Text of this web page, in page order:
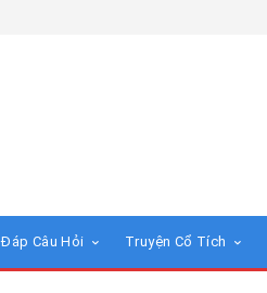
Câu Hỏi Truyện Cổ Tích